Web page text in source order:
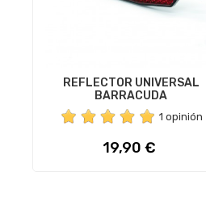
REFLECTOR UNIVERSAL
BARRACUDA
1 opinión
Precio
19,90 €